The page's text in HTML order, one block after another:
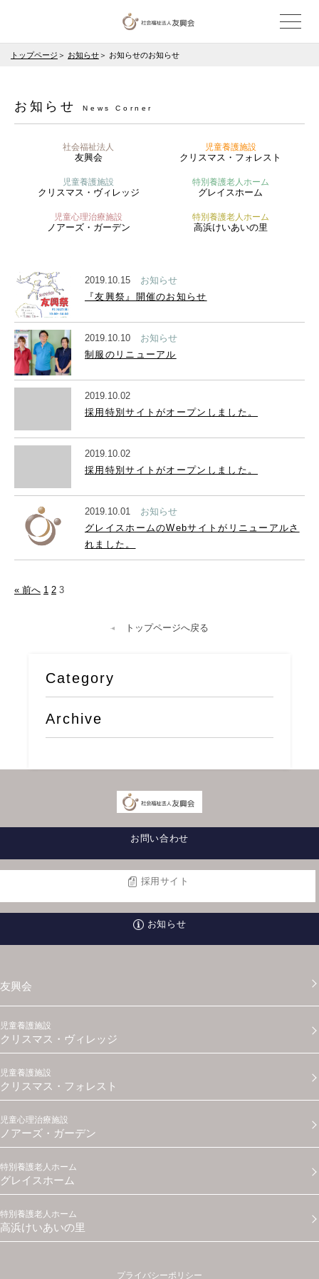
トップページ お知らせ お知らせのお知らせ
お知らせ News Corner
社会福祉法人
友興会
児童養護施設
クリスマス・フォレスト
児童養護施設
クリスマス・ヴィレッジ
特別養護老人ホーム
グレイスホーム
児童心理治療施設
ノアーズ・ガーデン
特別養護老人ホーム
高浜けいあいの里
2019.10.15
お知らせ
『友興祭』開催のお知らせ
2019.10.10
お知らせ
制服のリニューアル
2019.10.02
採用特別サイトがオープンしました。
2019.10.02
採用特別サイトがオープンしました。
2019.10.01
お知らせ
グレイスホームのWebサイトがリニューアルさ
れました。
« 前へ 1 2 3
トップページへ戻る
Category
Archive
お問い合わせ
採用サイト
お知らせ
友興会
児童養護施設
クリスマス・ヴィレッジ
児童養護施設
クリスマス・フォレスト
児童心理治療施設
ノアーズ・ガーデン
特別養護老人ホーム
グレイスホーム
特別養護老人ホーム
高浜けいあいの里
プライバシーポリシー